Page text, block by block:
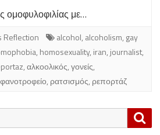
ομοφυλοφιλίας με…
Reflection alcohol, alcoholism, gay
, homosexuality, iran, journalist,
,αλκοολικός,γονείς,
, ρατσισμός, ρεπορτάζ